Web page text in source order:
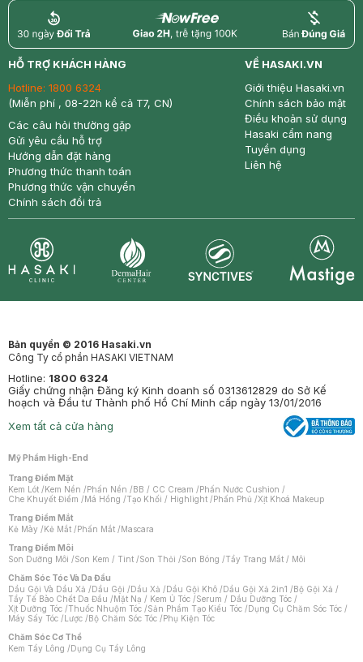
return nowfree price
HỖ TRỢ KHÁCH HÀNG
Hotline: 1800 6324
(Miễn phí , 08-22h kể cả T7, CN)
Các câu hỏi thường gặp
Gửi yêu cầu hỗ trợ
Hướng dẫn đặt hàng
Phương thức thanh toán
Phương thức vận chuyển
Chính sách đổi trả
VỀ HASAKI.VN
Giới thiệu Hasaki.vn
Chính sách bảo mật
Điều khoản sử dụng
Hasaki cẩm nang
Tuyển dụng
Liên hệ
Bản quyền © 2016 Hasaki.vn
Công Ty cổ phần HASAKI VIETNAM
Hotline: 1800 6324
Giấy chứng nhận Đăng ký Kinh doanh số 0313612829 do Sở Kế
hoạch và Đầu tư Thành phố Hồ Chí Minh cấp ngày 13/01/2016
Xem tất cả cửa hàng
Mỹ Phẩm High-End
Trang Điểm Mặt
Kem Lót /Kem Nền /Phấn Nền /BB / CC Cream /Phấn Nước Cushion /
Che Khuyết Điểm /Má Hồng /Tạo Khối / Highlight /Phấn Phủ /Xịt Khoá Makeup
Trang Điểm Mắt
Kẻ Mày /Kẻ Mắt /Phấn Mắt /Mascara
Trang Điểm Môi
Son Dưỡng Môi /Son Kem / Tint /Son Thỏi /Son Bóng /Tẩy Trang Mắt / Môi
Chăm Sóc Tóc Và Da Đầu
Dầu Gội Và Dầu Xả /Dầu Gội /Dầu Xả /Dầu Gội Khô /Dầu Gội Xả 2in1 /Bộ Gội Xả /
Tẩy Tế Bào Chết Da Đầu /Mặt Nạ / Kem Ủ Tóc /Serum / Dầu Dưỡng Tóc /
Xịt Dưỡng Tóc /Thuốc Nhuộm Tóc /Sản Phẩm Tạo Kiểu Tóc /Dụng Cụ Chăm Sóc Tóc /
Máy Sấy Tóc /Lược /Bộ Chăm Sóc Tóc /Phụ Kiện Tóc
Chăm Sóc Cơ Thể
Kem Tẩy Lông /Dụng Cụ Tẩy Lông